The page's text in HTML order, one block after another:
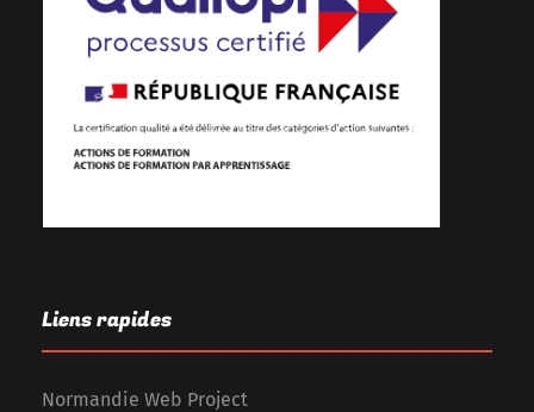
Liens rapides
Normandie Web Project